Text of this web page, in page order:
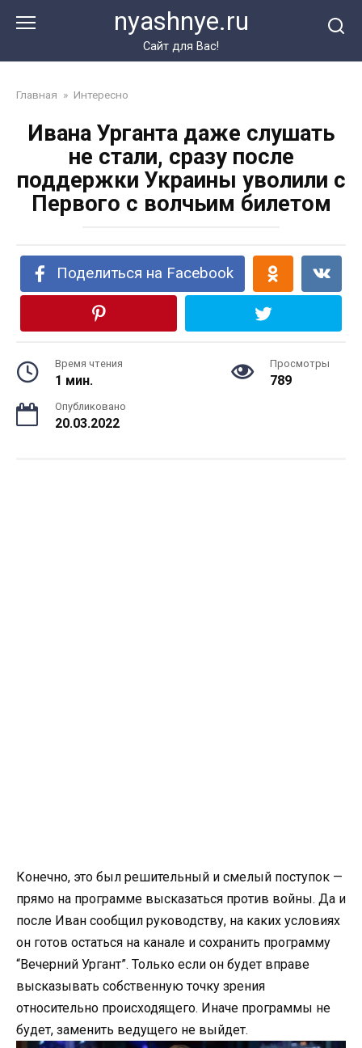
nyashnye.ru
Сайт для Вас!
Главная » Интересно
Ивана Урганта даже слушать
не стали, сразу после
поддержки Украины уволили с
Первого с волчьим билетом
Поделиться на Facebook
Время чтения
1 мин.
Просмотры
789
Опубликовано
20.03.2022
Конечно, это был решительный и смелый поступок —
прямо на программе высказаться против войны. Да и
после Иван сообщил руководству, на каких условиях
он готов остаться на канале и сохранить программу
“Вечерний Ургант”. Только если он будет вправе
высказывать собственную точку зрения
относительно происходящего. Иначе программы не
будет, заменить ведущего не выйдет.